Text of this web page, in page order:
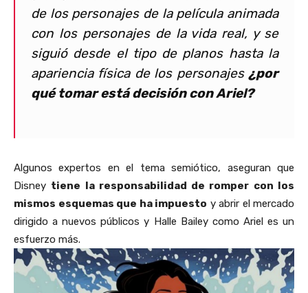
de los personajes de la película animada
con los personajes de la vida real, y se
siguió desde el tipo de planos hasta la
apariencia física de los personajes ¿por
qué tomar está decisión con Ariel?
Algunos expertos en el tema semiótico, aseguran que
Disney tiene la responsabilidad de romper con los
mismos esquemas que ha impuesto y abrir el mercado
dirigido a nuevos públicos y Halle Bailey como Ariel es un
esfuerzo más.